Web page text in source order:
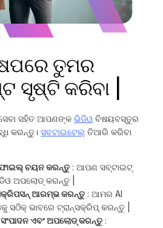
ତୁମର
ସୃଷ୍ଟି କରିବା |
ସହିତ ଆପଣଙ୍କଭିଡିଓ ବିଷୟବସ୍ତୁର
କରନ୍ତୁ।ସବଟାଇଟେଲ୍ ତିଆରି କରିବା
ଚୟନ କରନ୍ତୁ : ଆପଣ ସବ୍ଟାଇଟ୍
ଅପଲୋଡ୍ କରନ୍ତୁ |
ଆରମ୍ଭ କରନ୍ତୁ : ଆମର AI
ସଠିକ୍ ଭାବରେ ଟ୍ରାନ୍ସକ୍ରିପ୍ କରନ୍ତୁ |
ଏବଂ ଅପଲୋଡ୍ କରନ୍ତୁ :